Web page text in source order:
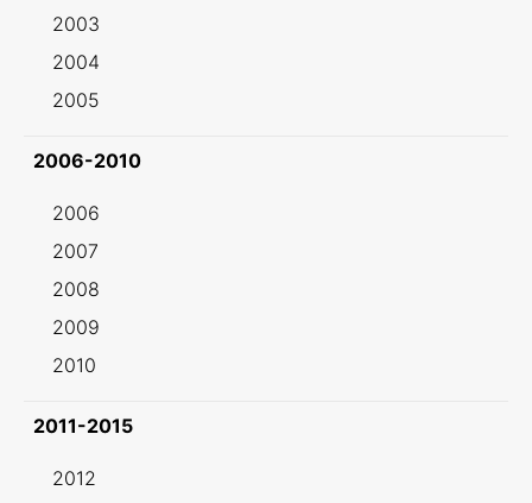
2003
2004
2005
2006-2010
2006
2007
2008
2009
2010
2011-2015
2012